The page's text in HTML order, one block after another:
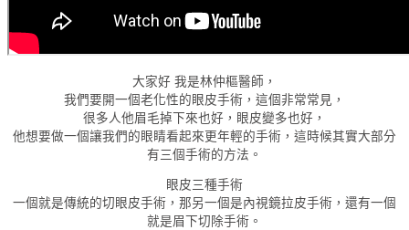
大家好 我是林仲樞醫師，
我們要開一個老化性的眼皮手術，這個非常常見，
很多人他眉毛掉下來也好，眼皮變多也好，
他想要做一個讓我們的眼睛看起來更年輕的手術，這時候其實大部分
有三個手術的方法。
眼皮三種手術
一個就是傳統的切眼皮手術，那另一個是內視鏡拉皮手術，還有一個
就是眉下切除手術。